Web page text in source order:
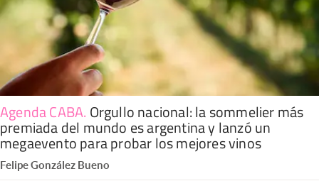
Agenda CABA. Orgullo nacional: la sommelier más
premiada del mundo es argentina y lanzó un
megaevento para probar los mejores vinos
Felipe González Bueno